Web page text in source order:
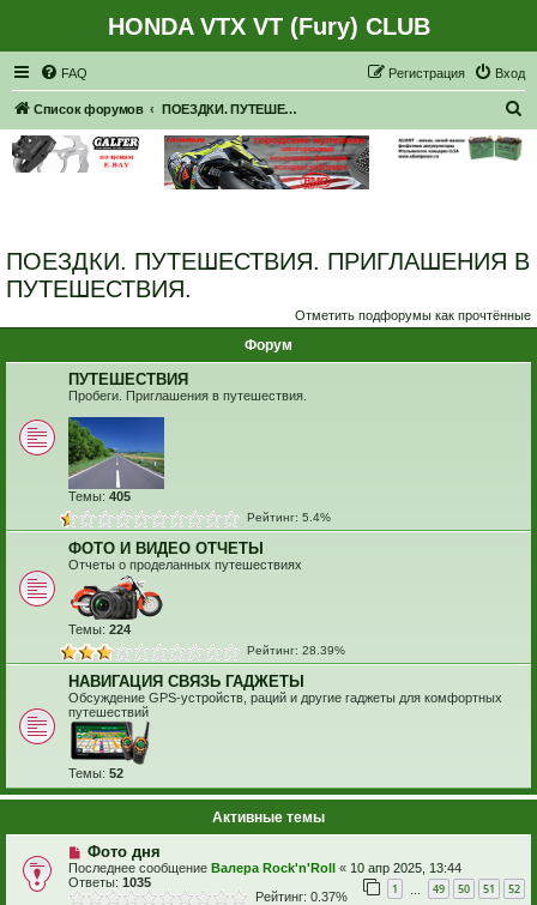
HONDA VTX VT (Fury) CLUB
FAQ Вход
Регистрация
Список форумов ПОЕЗДКИ. ПУТЕШЕСТВИЯ. ПРИГЛАШЕНИЯ В ПУТЕШЕСТВИЯ.
ПОЕЗДКИ. ПУТЕШЕСТВИЯ. ПРИГЛАШЕНИЯ В
ПУТЕШЕСТВИЯ.
Отметить подфорумы как прочтённые
Форум
ПУТЕШЕСТВИЯ
Пробеги. Приглашения в путешествия.
Темы: 405
Рейтинг: 5.4%
ФОТО И ВИДЕО ОТЧЕТЫ
Отчеты о проделанных путешествиях
Темы: 224
Рейтинг: 28.39%
НАВИГАЦИЯ СВЯЗЬ ГАДЖЕТЫ
Обсуждение GPS-устройств, раций и другие гаджеты для комфортных
путешествий
Темы: 52
Активные темы
Фото дня
Последнее сообщение Валера Rock'n'Roll « 10 апр 2025, 13:44
Ответы: 1035 1 49 50 51 52
Рейтинг: 0.37%